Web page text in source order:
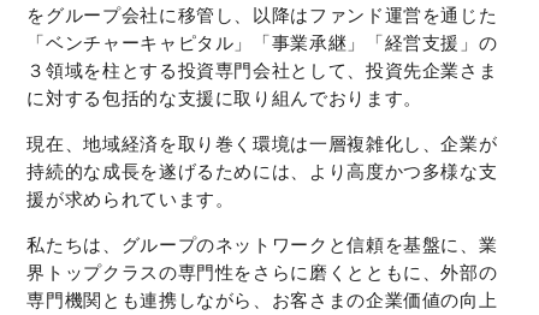
をグループ会社に移管し、以降はファンド運営を通じた
「ベンチャーキャピタル」「事業承継」「経営支援」の
３領域を柱とする投資専門会社として、投資先企業さま
に対する包括的な支援に取り組んでおります。
現在、地域経済を取り巻く環境は一層複雑化し、企業が
持続的な成長を遂げるためには、より高度かつ多様な支
援が求められています。
私たちは、グループのネットワークと信頼を基盤に、業
界トップクラスの専門性をさらに磨くとともに、外部の
専門機関とも連携しながら、お客さまの企業価値の向上